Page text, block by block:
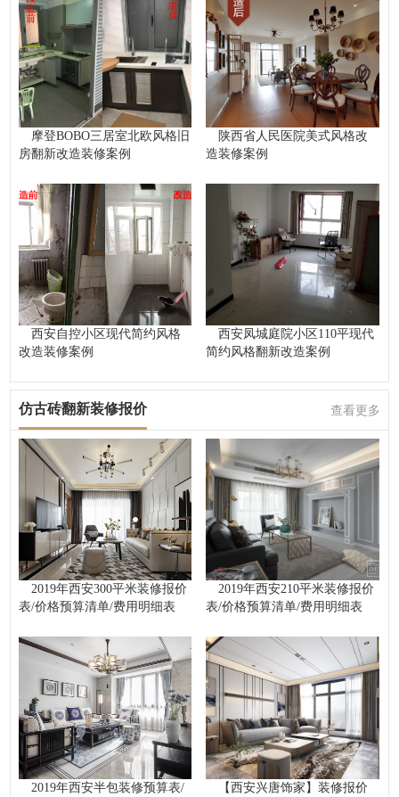
摩登BOBO三居室北欧风格旧
房翻新改造装修案例
陕西省人民医院美式风格改
造装修案例
西安自控小区现代简约风格
改造装修案例
西安凤城庭院小区110平现代
简约风格翻新改造案例
仿古砖翻新装修报价 查看更多
2019年西安300平米装修报价
表/价格预算清单/费用明细表
2019年西安210平米装修报价
表/价格预算清单/费用明细表
2019年西安半包装修预算表/
【西安兴唐饰家】装修报价